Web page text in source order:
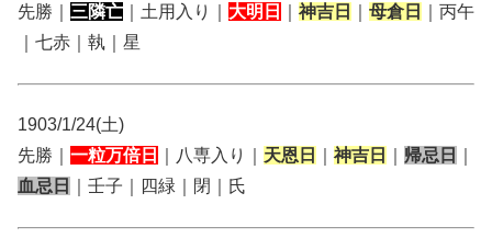
先勝｜ 三隣亡 ｜土用入り｜ 大明日 神吉日 母倉日
｜丙午
｜七赤｜執｜星
1903/1/24(土)
先勝｜ 一粒万倍日 ｜八専入り｜ 天恩日 神吉日 帰忌日
血忌日
｜壬子｜四緑｜閉｜氏